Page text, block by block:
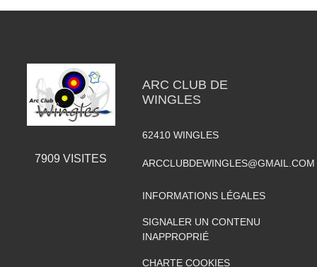
7909 VISITES
ARC CLUB DE
WINGLES
62410 WINGLES
ARCCLUBDEWINGLES@GMAIL.COM
INFORMATIONS LÉGALES
SIGNALER UN CONTENU
INAPPROPRIÉ
CHARTE COOKIES